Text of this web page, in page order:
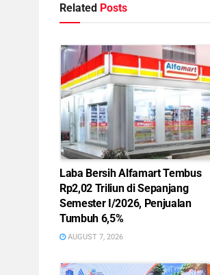
Related Posts
Laba Bersih Alfamart Tembus
Rp2,02 Triliun di Sepanjang
Semester I/2026, Penjualan
Tumbuh 6,5%
AUGUST 7, 2026